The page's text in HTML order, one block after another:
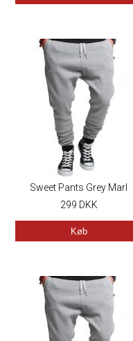
Sweet Pants Grey Marl
299 DKK
Køb